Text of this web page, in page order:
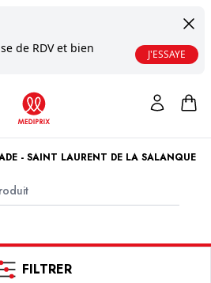
de RDV et bien
J'ESSAYE
- SAINT LAURENT DE LA SALANQUE
FILTRER